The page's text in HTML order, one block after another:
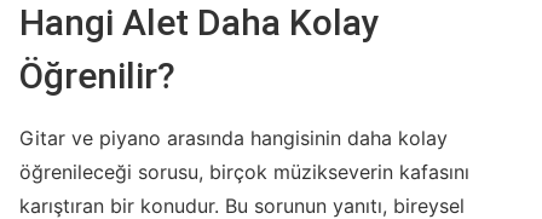
Hangi Alet Daha Kolay
Öğrenilir?
Gitar ve piyano arasında hangisinin daha kolay
öğrenileceği sorusu, birçok müzikseverin kafasını
karıştıran bir konudur. Bu sorunun yanıtı, bireysel